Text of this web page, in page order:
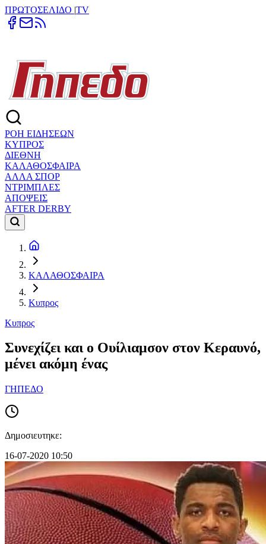
ΠΡΩΤΟΣΕΛΙΔΟ |TV
ΡΟΗ ΕΙΔΗΣΕΩΝ
ΚΥΠΡΟΣ
ΔΙΕΘΝΗ
ΚΑΛΑΘΟΣΦΑΙΡΑ
ΑΛΛΑ ΣΠΟΡ
ΝΤΡΙΜΠΛΕΣ
ΑΠΟΨΕΙΣ
AFTER DERBY
ΚΑΛΑΘΟΣΦΑΙΡΑ
Κυπρος
Κυπρος
Συνεχίζει και ο Ουίλιαμσον στον Κεραυνό,
μένει ακόμη ένας
ΓΗΠΕΔΟ
Δημοσιευτηκε:
16-07-2020 10:50